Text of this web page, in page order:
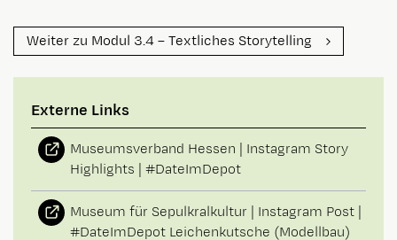
Weiter zu Modul 3.4 – Textliches Storytelling
Externe Links
Museumsverband Hessen | Instagram Story
Highlights | #DateImDepot
Museum für Sepulkralkultur | Instagram Post |
#DateImDepot Leichenkutsche (Modellbau)